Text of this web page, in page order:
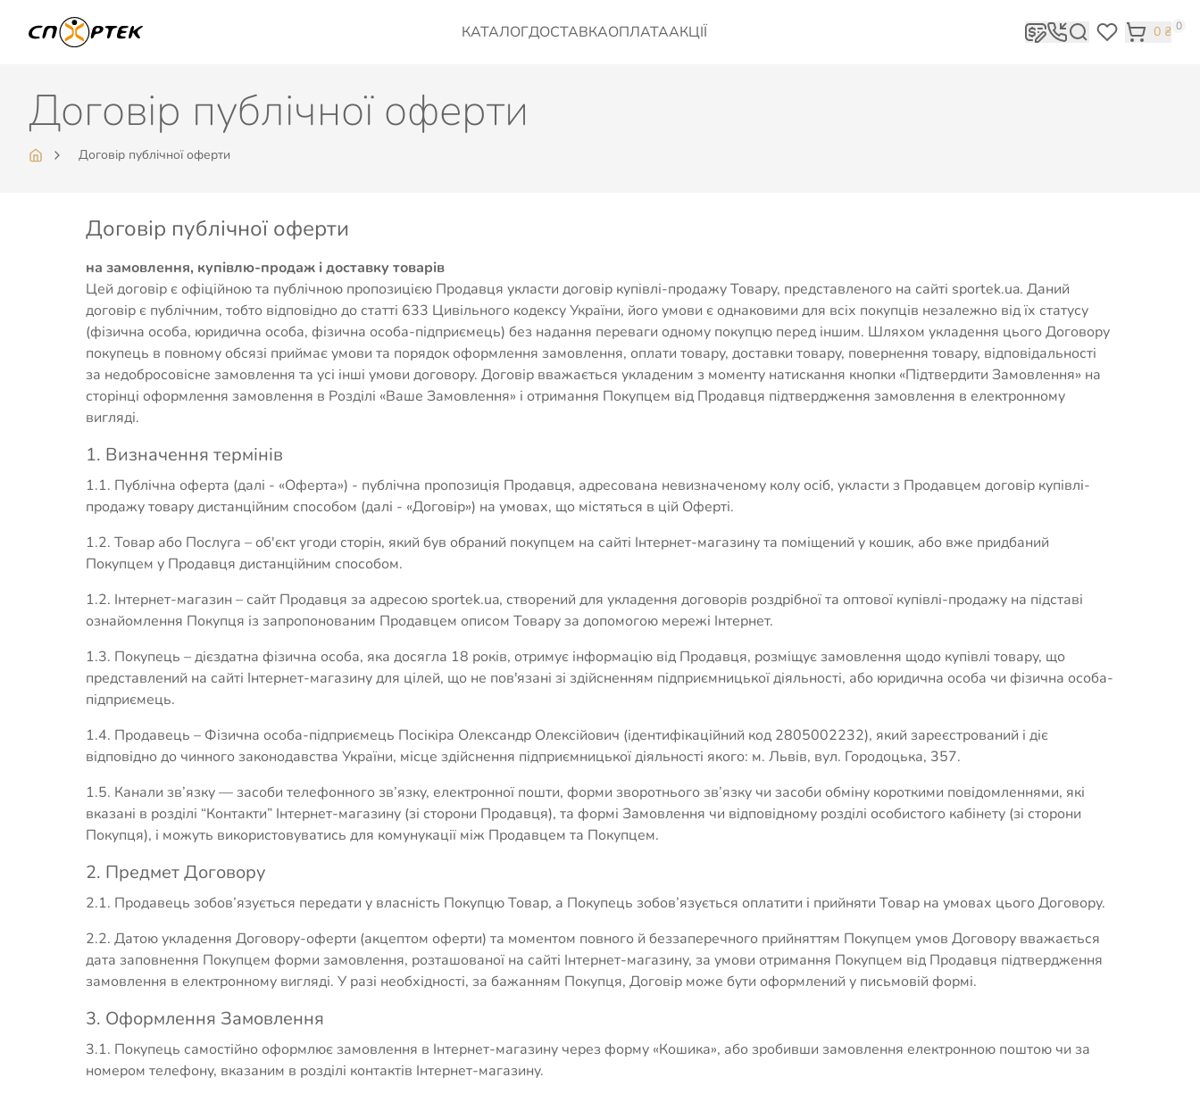
КАТАЛОГДОСТАВКАОПЛАТААКЦІЇ 0 ₴ 0
Договір публічної оферти
Договір публічної оферти
Договір публічної оферти
на замовлення, купівлю-продаж і доставку товарів
Цей договір є офіційною та публічною пропозицією Продавця укласти договір купівлі-продажу Товару, представленого на сайті sportek.ua. Даний
договір є публічним, тобто відповідно до статті 633 Цивільного кодексу України, його умови є однаковими для всіх покупців незалежно від їх статусу
(фізична особа, юридична особа, фізична особа-підприємець) без надання переваги одному покупцю перед іншим. Шляхом укладення цього Договору
покупець в повному обсязі приймає умови та порядок оформлення замовлення, оплати товару, доставки товару, повернення товару, відповідальності
за недобросовісне замовлення та усі інші умови договору. Договір вважається укладеним з моменту натискання кнопки «Підтвердити Замовлення» на
сторінці оформлення замовлення в Розділі «Ваше Замовлення» і отримання Покупцем від Продавця підтвердження замовлення в електронному
вигляді.
1. Визначення термінів
1.1. Публічна оферта (далі - «Оферта») - публічна пропозиція Продавця, адресована невизначеному колу осіб, укласти з Продавцем договір купівлі-
продажу товару дистанційним способом (далі - «Договір») на умовах, що містяться в цій Оферті.
1.2. Товар або Послуга – об'єкт угоди сторін, який був обраний покупцем на сайті Інтернет-магазину та поміщений у кошик, або вже придбаний
Покупцем у Продавця дистанційним способом.
1.2. Інтернет-магазин – сайт Продавця за адресою sportek.ua, створений для укладення договорів роздрібної та оптової купівлі-продажу на підставі
ознайомлення Покупця із запропонованим Продавцем описом Товару за допомогою мережі Інтернет.
1.3. Покупець – дієздатна фізична особа, яка досягла 18 років, отримує інформацію від Продавця, розміщує замовлення щодо купівлі товару, що
представлений на сайті Інтернет-магазину для цілей, що не пов'язані зі здійсненням підприємницької діяльності, або юридична особа чи фізична особа-
підприємець.
1.4. Продавець – Фізична особа-підприємець Посікіра Олександр Олексійович (ідентифікаційний код 2805002232), який зареєстрований і діє
відповідно до чинного законодавства України, місце здійснення підприємницької діяльності якого: м. Львів, вул. Городоцька, 357.
1.5. Канали зв’язку — засоби телефонного зв’язку, електронної пошти, форми зворотнього зв’язку чи засоби обміну короткими повідомленнями, які
вказані в розділі “Контакти” Інтернет-магазину (зі сторони Продавця), та формі Замовлення чи відповідному розділі особистого кабінету (зі сторони
Покупця), і можуть використовуватись для комунукації між Продавцем та Покупцем.
2. Предмет Договору
2.1. Продавець зобов’язується передати у власність Покупцю Товар, а Покупець зобов’язується оплатити і прийняти Товар на умовах цього Договору.
2.2. Датою укладення Договору-оферти (акцептом оферти) та моментом повного й беззаперечного прийняттям Покупцем умов Договору вважається
дата заповнення Покупцем форми замовлення, розташованої на сайті Інтернет-магазину, за умови отримання Покупцем від Продавця підтвердження
замовлення в електронному вигляді. У разі необхідності, за бажанням Покупця, Договір може бути оформлений у письмовій формі.
3. Оформлення Замовлення
3.1. Покупець самостійно оформлює замовлення в Інтернет-магазину через форму «Кошика», або зробивши замовлення електронною поштою чи за
номером телефону, вказаним в розділі контактів Інтернет-магазину.